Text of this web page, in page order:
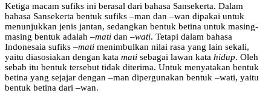
Ketiga macam sufiks ini berasal dari bahasa Sansekerta. Dalam
bahasa Sansekerta bentuk sufiks –man dan –wan dipakai untuk
menunjukkan jenis jantan, sedangkan bentuk betina untuk masing-
masing bentuk adalah –mati dan –wati. Tetapi dalam bahasa
Indonesaia sufiks –mati menimbulkan nilai rasa yang lain sekali,
yaitu diasosiakan dengan kata mati sebagai lawan kata hidup. Oleh
sebab itu bentuk tersebut tidak diterima. Untuk menyatakan bentuk
betina yang sejajar dengan –man dipergunakan bentuk –wati, yaitu
bentuk betina dari –wan.